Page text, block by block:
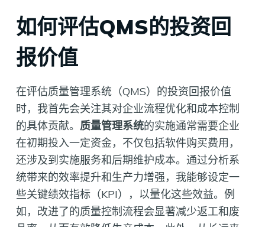
如何评估QMS的投资回
报价值
在评估质量管理系统（QMS）的投资回报价值
时，我首先会关注其对企业流程优化和成本控制
的具体贡献。 质量管理系统的实施通常需要企业
在初期投入一定资金，不仅包括软件购买费用，
还涉及到实施服务和后期维护成本。通过分析系
统带来的效率提升和生产力增强，我能够设定一
些关键绩效指标（KPI），以量化这些效益。例
如，改进了的质量控制流程会显著减少返工和废